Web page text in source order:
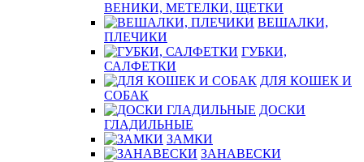
ВЕНИКИ, МЕТЕЛКИ, ЩЕТКИ
ВЕШАЛКИ,
ПЛЕЧИКИ
ГУБКИ,
САЛФЕТКИ
ДЛЯ КОШЕК И
СОБАК
ДОСКИ
ГЛАДИЛЬНЫЕ
ЗАМКИ
ЗАНАВЕСКИ